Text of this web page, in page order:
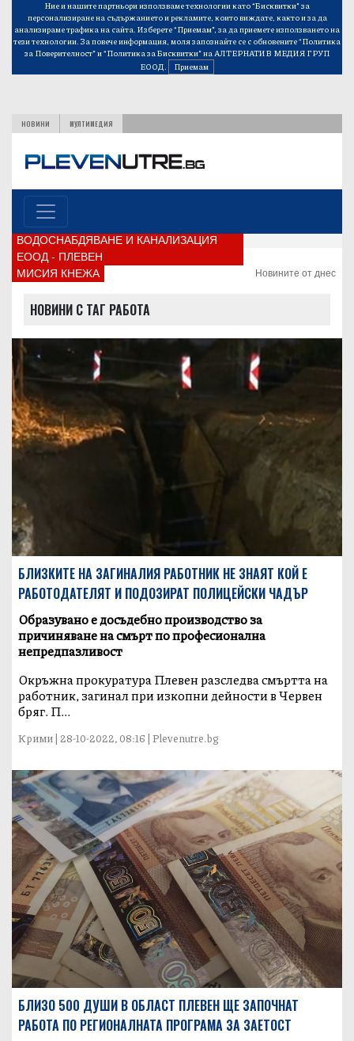
Ние и нашите партньори използваме технологии като “Бисквитки” за
персонализиране на съдържанието и рекламите, които виждате, както и за да
анализираме трафика на сайта. Изберете “Приемам”, за да приемете използването на
тези технологии. За повече информация, моля запознайте се с обновените“Политика
за Поверителност”и“Политика за Бисквитки”на АЛТЕРНАТИВ МЕДИЯ ГРУП
ЕООД.
Приемам
НОВИНИ МУЛТИМЕДИЯ
ВОДОСНАБДЯВАНЕ И КАНАЛИЗАЦИЯ
ЕООД - ПЛЕВЕН
МИСИЯ КНЕЖА
Новините от днес
НОВИНИ С ТАГ РАБОТА
БЛИЗКИТЕ НА ЗАГИНАЛИЯ РАБОТНИК НЕ ЗНАЯТ КОЙ Е
РАБОТОДАТЕЛЯТ И ПОДОЗИРАТ ПОЛИЦЕЙСКИ ЧАДЪР
Образувано е досъдебно производство за
причиняване на смърт по професионална
непредпазливост
Окръжна прокуратура Плевен разследва смъртта на
работник, загинал при изкопни дейности в Червен
бряг. П...
Крими | 28-10-2022, 08:16 | Plevenutre.bg
БЛИЗО 500 ДУШИ В ОБЛАСТ ПЛЕВЕН ЩЕ ЗАПОЧНАТ
РАБОТА ПО РЕГИОНАЛНАТА ПРОГРАМА ЗА ЗАЕТОСТ